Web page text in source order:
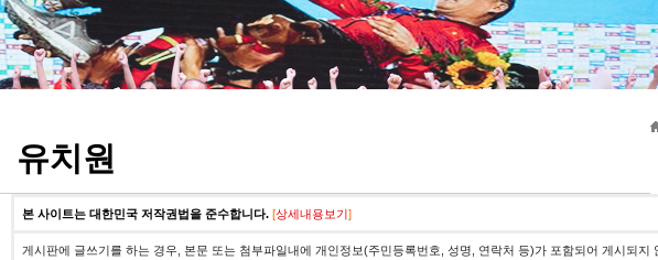
학부모방
정기고사 기출문제
유치원
본 사이트는 대한민국 저작권법을 준수합니다. [상세내용보기]
게시판에 글쓰기를 하는 경우, 본문 또는 첨부파일내에 개인정보(주민등록번호, 성명, 연락처 등)가 포함되어 게시되지